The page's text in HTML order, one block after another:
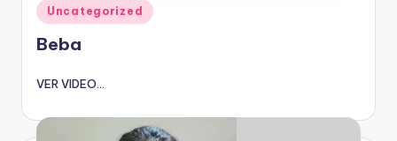
Publicado
en
Uncategorized
Beba
VER VIDEO...